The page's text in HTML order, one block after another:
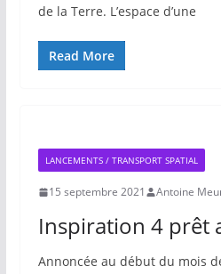
de la Terre. L’espace d’une
Read More
LANCEMENTS / TRANSPORT SPATIAL
15 septembre 2021 Antoine
Inspiration 4 prêt
Annoncée au début du mois